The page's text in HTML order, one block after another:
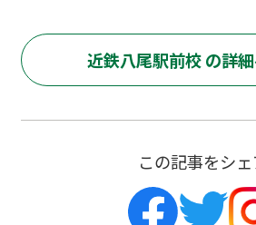
近鉄八尾駅前校 の詳
この記事をシ